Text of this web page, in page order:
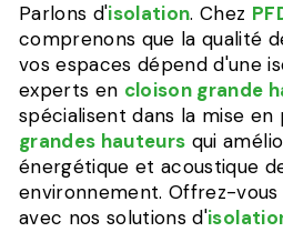
Parlons d'isolation. Chez
comprenons que la qualité
vos espaces dépend d'une
experts en cloison grande
spécialisent dans la mise en
grandes hauteurs qui
énergétique et acoustique
environnement. Offrez-
avec nos solutions d'